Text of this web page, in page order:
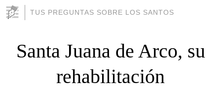
TUS PREGUNTAS SOBRE LOS SANTOS
Santa Juana de Arco, su
rehabilitación